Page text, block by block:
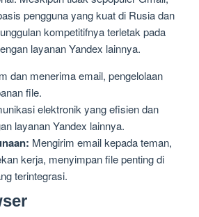
pengguna yang kuat di Rusia dan
kompetitifnya terletak pada
layanan Yandex lainnya.
dan menerima email, pengelolaan
file.
elektronik yang efisien dan
layanan Yandex lainnya.
Mengirim email kepada teman,
kerja, menyimpan file penting di
terintegrasi.